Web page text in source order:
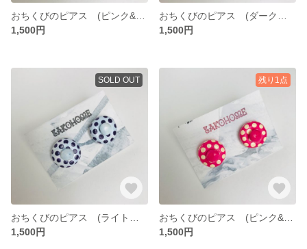
1,500円
1,500円
SOLD OUT
1,500円
残り1点
1,500円